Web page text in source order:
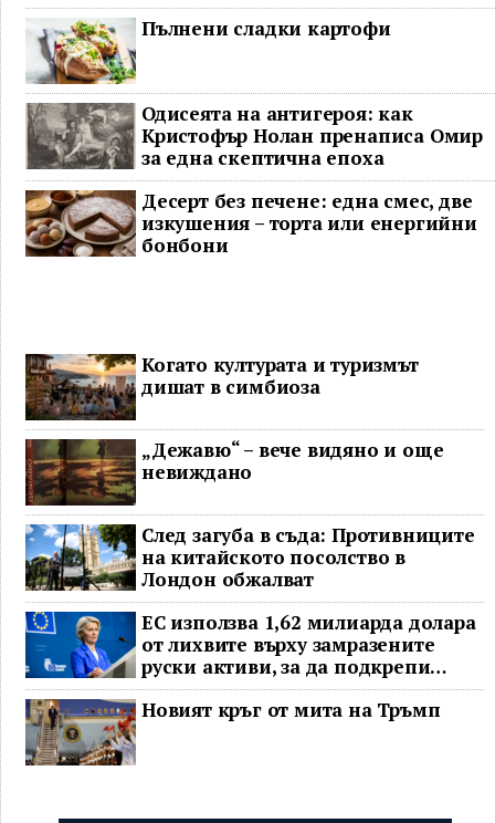
Пълнени сладки картофи
Одисеята на антигероя: как
Кристофър Нолан пренаписа Омир
за една скептична епоха
Десерт без печене: една смес, две
изкушения – торта или енергийни
бонбони
Когато културата и туризмът
дишат в симбиоза
„Дежавю“ – вече видяно и още
невиждано
След загуба в съда: Противниците
на китайското посолство в
Лондон обжалват
ЕС използва 1,62 милиарда долара
от лихвите върху замразените
руски активи, за да подкрепи
Украйна
Новият кръг от мита на Тръмп